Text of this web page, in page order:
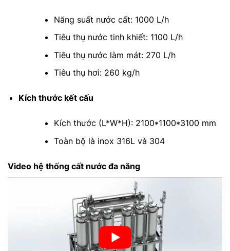
Năng suất nước cất: 1000 L/h
Tiêu thụ nước tinh khiết: 1100 L/h
Tiêu thụ nước làm mát: 270 L/h
Tiêu thụ hơi: 260 kg/h
Kích thước kết cấu
Kích thước (L*W*H): 2100*1100*3100 mm
Toàn bộ là inox 316L và 304
Video hệ thống cất nước đa năng